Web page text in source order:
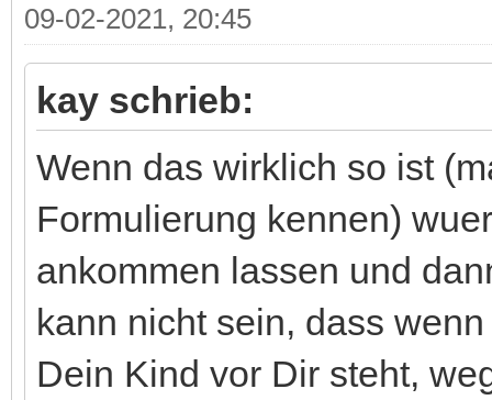
09-02-2021, 20:45
kay schrieb:
Wenn das wirklich so ist
Formulierung kennen)
ankommen lassen und
kann nicht sein, dass
Dein Kind vor Dir steht,